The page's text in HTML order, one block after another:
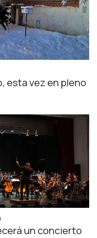
esta vez en pleno
un concierto